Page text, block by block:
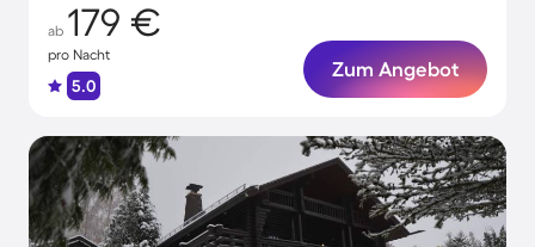
ab 179 €
pro Nacht
5.0
Zum Angebot